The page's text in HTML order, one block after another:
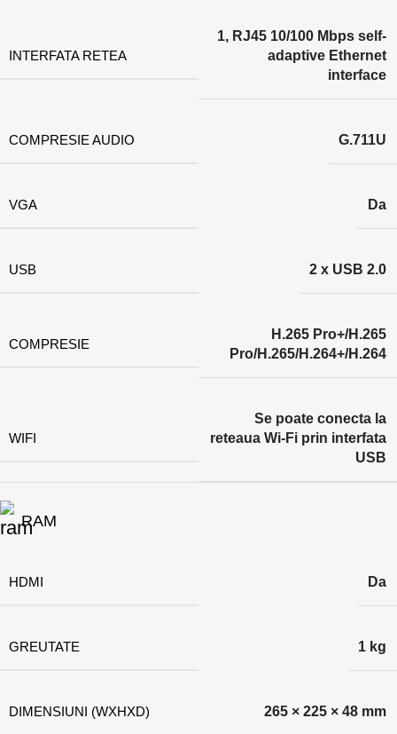
INTERFATA RETEA
1, RJ45 10/100 Mbps self-
adaptive Ethernet
interface
COMPRESIE AUDIO G.711U
VGA Da
USB 2 x USB 2.0
COMPRESIE
H.265 Pro+/H.265
Pro/H.265/H.264+/H.264
WIFI
Se poate conecta la
reteaua Wi-Fi prin interfata
USB
RAM
HDMI Da
GREUTATE 1 kg
DIMENSIUNI (WXHXD) 265 × 225 × 48 mm